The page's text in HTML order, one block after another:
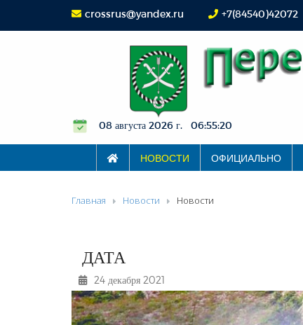
crossrus@yandex.ru +7(84540)42072
08 августа 2026 г. 06:55:21
НОВОСТИ ОФИЦИАЛЬНО
Главная Новости Новости
ДАТА
24 декабря 2021